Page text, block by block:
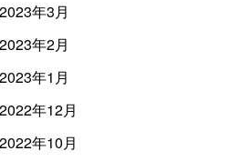
2023年3月
2023年2月
2023年1月
2022年12月
2022年10月